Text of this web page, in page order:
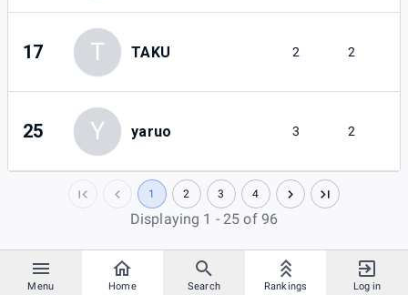
Menu Home Search Rankings Log in
17 T TAKU 2 2
25 Y yaruo 3 2
1 2 3 4
Displaying 1 - 25 of 96